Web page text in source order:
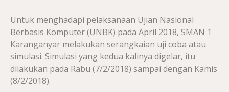
Untuk menghadapi pelaksanaan Ujian Nasional
Berbasis Komputer (UNBK) pada April 2018, SMAN 1
Karanganyar melakukan serangkaian uji coba atau
simulasi. Simulasi yang kedua kalinya digelar, itu
dilakukan pada Rabu (7/2/2018) sampai dengan Kamis
(8/2/2018).